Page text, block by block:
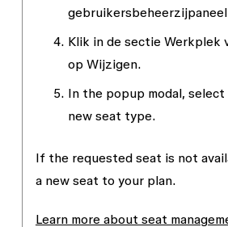
Klik in de sectie Werkplek
op Wijzigen.
In the popup modal,
new seat type.
If the requested seat is not
a new seat to your plan.
Learn more about seat